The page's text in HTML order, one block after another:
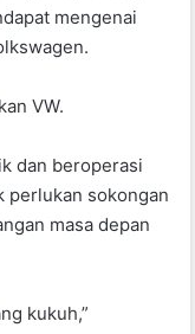
mengenai
VW.
dan beroperasi
perlukan sokongan
masa depan
kukuh,”